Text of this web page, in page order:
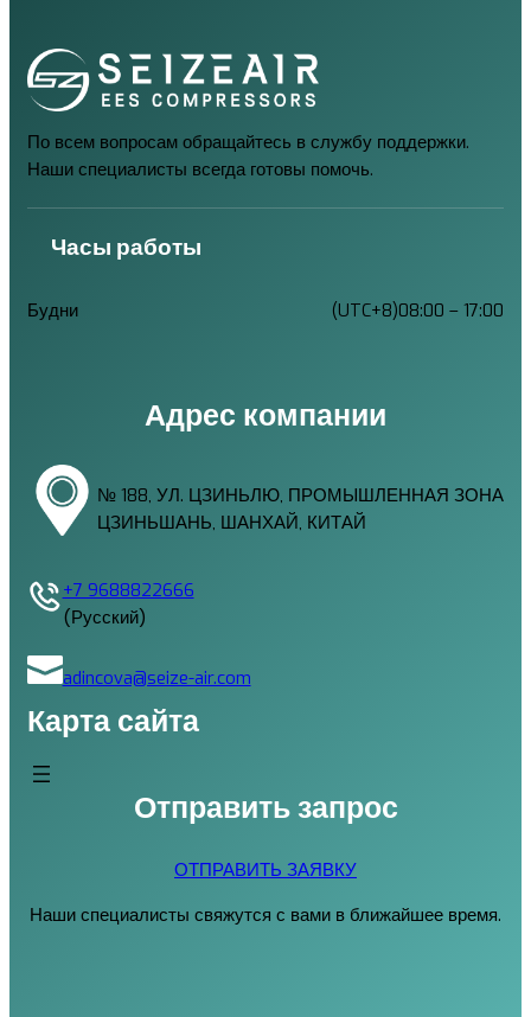
По всем вопросам обращайтесь в службу поддержки.
Наши специалисты всегда готовы помочь.
Часы работы
Будни (UTC+8)08:00 – 17:00
Адрес компании
№ 188, УЛ. ЦЗИНЬЛЮ, ПРОМЫШЛЕННАЯ ЗОНА
ЦЗИНЬШАНЬ, ШАНХАЙ, КИТАЙ
+7 9688822666
(Русский)
adincova@seize-air.com
Карта сайта
Отправить запрос
ОТПРАВИТЬ ЗАЯВКУ
Наши специалисты свяжутся с вами в ближайшее время.